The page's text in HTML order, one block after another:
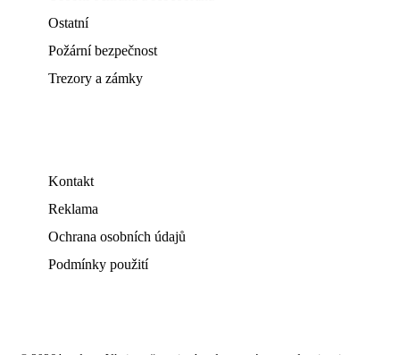
Ostatní
Požární bezpečnost
Trezory a zámky
Kontakt
Reklama
Ochrana osobních údajů
Podmínky použití